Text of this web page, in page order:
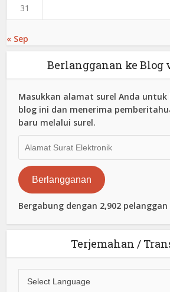
31
« Sep
Berlangganan ke Blog
Masukkan alamat surel Anda untuk
blog ini dan menerima
baru melalui surel.
Surat
Elektronik
Berlangganan
Bergabung dengan 2,902 pelanggan
Terjemahan /